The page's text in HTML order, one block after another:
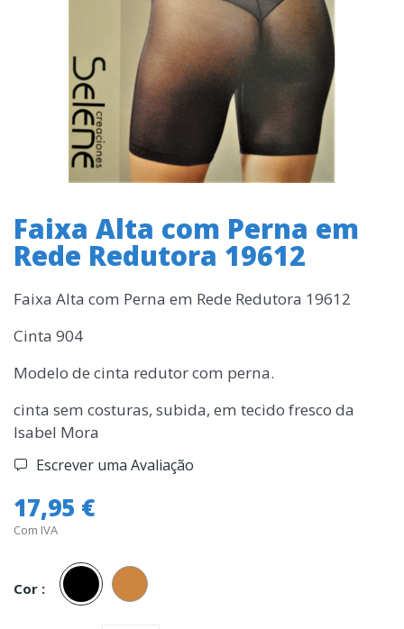
Faixa Alta com Perna em
Rede Redutora 19612
Faixa Alta com Perna em Rede Redutora 19612
Cinta 904
Modelo de cinta redutor com perna.
cinta sem costuras, subida, em tecido fresco da
Isabel Mora
Escrever uma Avaliação
17,95 €
Com IVA
Cor :
Preto